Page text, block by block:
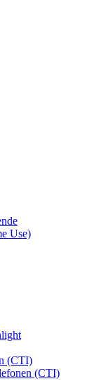
Use)
(CTI)
(CTI)